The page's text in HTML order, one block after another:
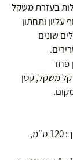
בעזרת משקל
עליון ותחתון
שונים
פחד
קל משקל, קטן
צהובה (קלה מאוד ) – אורך: 120 ס"מ,